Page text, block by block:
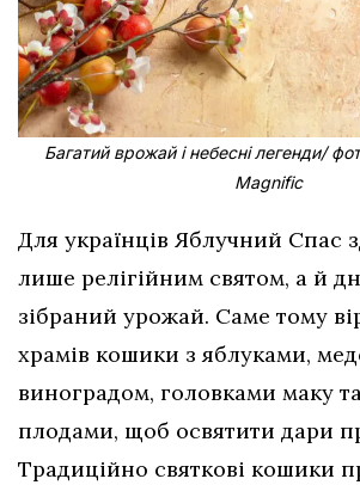
Багатий врожай і небесні легенди/
Magnific
Для українців Яблучний Спас
лише релігійним святом, а й
зібраний урожай. Саме тому
храмів кошики з яблуками,
виноградом, головками маку
плодами, щоб освятити дари
Традиційно святкові кошики